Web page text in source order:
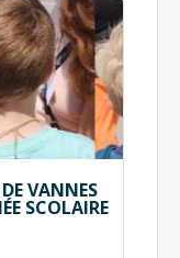
VANNES
SCOLAIRE